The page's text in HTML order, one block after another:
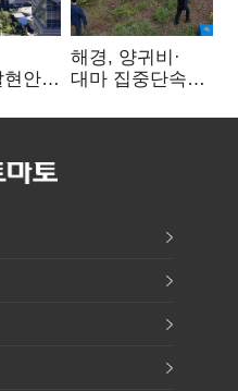
현안
장
해경, 양귀비·
대마 집중단속…
249명 검거